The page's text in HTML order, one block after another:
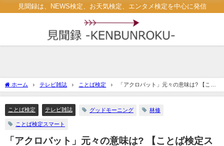
見聞録は、NEWS検定、お天気検定、エンタメ検定を中心に発信
ホーム テレビ雑誌 ことば検定
「アクロバット」元々の意味は? 【こと
ば検定スマート】
ことば検定 テレビ雑誌 グッドモーニング 林修
ことば検定スマート
「アクロバット」元々の意味は? 【ことば検定ス